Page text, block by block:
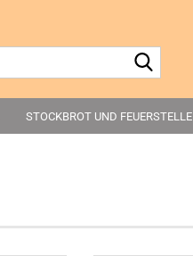
STOCKBROT UND FEUERSTELLE